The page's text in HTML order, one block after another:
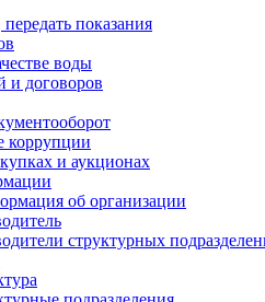
показания
воды
и договоров
коррупции
и аукционах
об организации
структурных